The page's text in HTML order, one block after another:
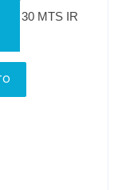
30 MTS IR